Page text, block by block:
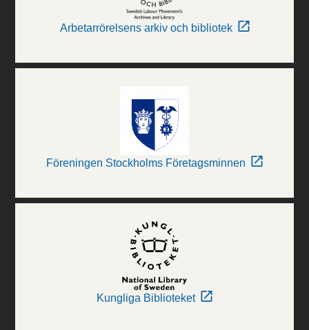
Arbetarrörelsens arkiv och bibliotek
Föreningen Stockholms Företagsminnen
Kungliga Biblioteket